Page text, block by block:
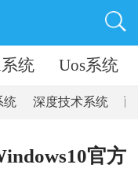
统 Uos系统
统 深度技术系统
官方